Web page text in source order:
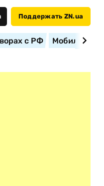
Поддержать ZN.ua
с РФ